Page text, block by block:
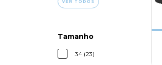
VER TODOS
Tamanho
34 (23)